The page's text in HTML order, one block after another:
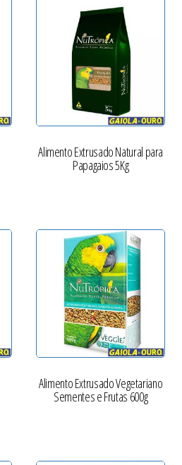
Alimento Extrusado Natural para
Papagaios 5Kg
Alimento Extrusado Vegetariano
Sementes e Frutas 600g